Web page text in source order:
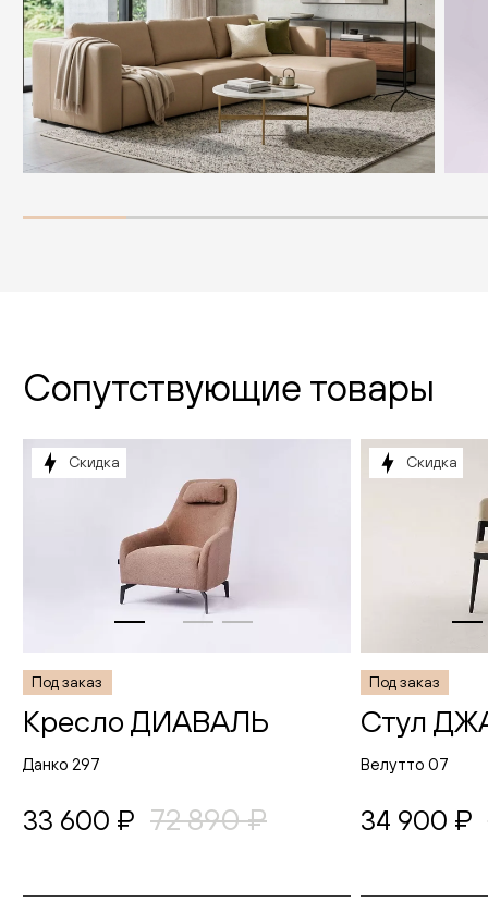
Сопутствующие товары
Скидка
Кресло ДИАВАЛЬ
Под заказ
Данко 297
33 600 ₽ 72 890 ₽
Скидка
Стул
Под заказ
Велутто 07
34 900 ₽